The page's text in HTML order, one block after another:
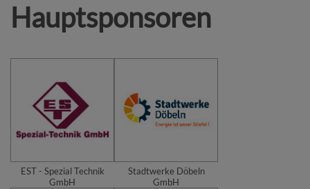
Hauptsponsoren
EST - Spezial Technik
GmbH
Stadtwerke Döbeln
GmbH